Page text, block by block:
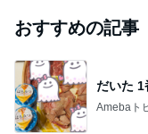
おすすめの記事
だいた
Amebaト